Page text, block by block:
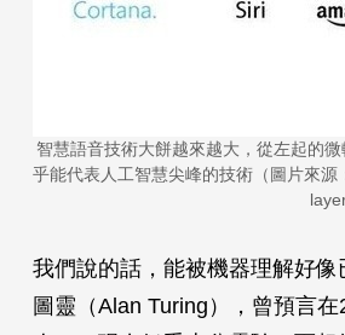
智慧語音技術大餅越來越大，從左起的
乎能代表人工智慧尖峰的技術（圖片來
我們說的話，能被機器理解好
圖靈（Alan Turing），曾預言